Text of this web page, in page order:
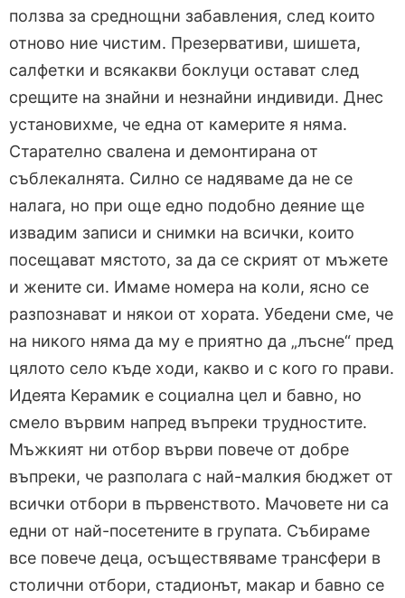
ползва за среднощни забавления, след които
отново ние чистим. Презервативи, шишета,
салфетки и всякакви боклуци остават след
срещите на знайни и незнайни индивиди. Днес
установихме, че една от камерите я няма.
Старателно свалена и демонтирана от
съблекалнята. Силно се надяваме да не се
налага, но при още едно подобно деяние ще
извадим записи и снимки на всички, които
посещават мястото, за да се скрият от мъжете
и жените си. Имаме номера на коли, ясно се
разпознават и някои от хората. Убедени сме, че
на никого няма да му е приятно да „лъсне“ пред
цялото село къде ходи, какво и с кого го прави.
Идеята Керамик е социална цел и бавно, но
смело вървим напред въпреки трудностите.
Мъжкият ни отбор върви повече от добре
въпреки, че разполага с най-малкия бюджет от
всички отбори в първенството. Мачовете ни са
едни от най-посетените в групата. Събираме
все повече деца, осъществяваме трансфери в
столични отбори, стадионът, макар и бавно се